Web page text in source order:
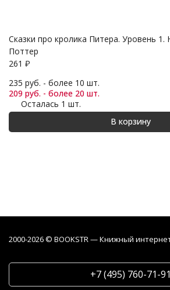
Сказки про кролика Питера. Уровень 1.
Поттер
261 ₽
235 руб. - более 10 шт.
209 руб. - более 20 шт.
Осталась 1 шт.
В корзину
2000-2026 © BOOKSTR — Книжный
+7 (495) 760-71-91